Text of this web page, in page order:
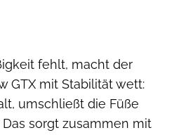
fehlt, macht der
GTX mit Stabilität wett:
umschließt die Füße
sorgt zusammen mit